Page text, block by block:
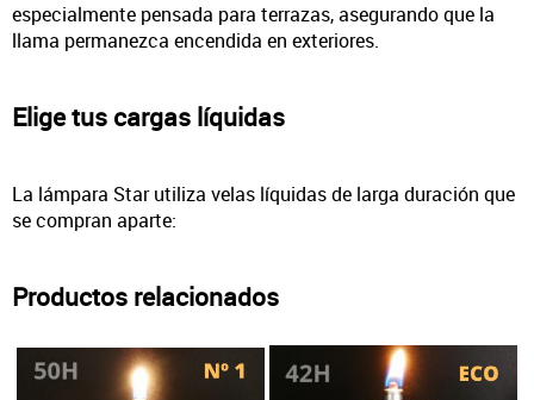
especialmente pensada para terrazas, asegurando que la
llama permanezca encendida en exteriores.
Elige tus cargas líquidas
La lámpara Star utiliza velas líquidas de larga duración que
se compran aparte:
Productos relacionados